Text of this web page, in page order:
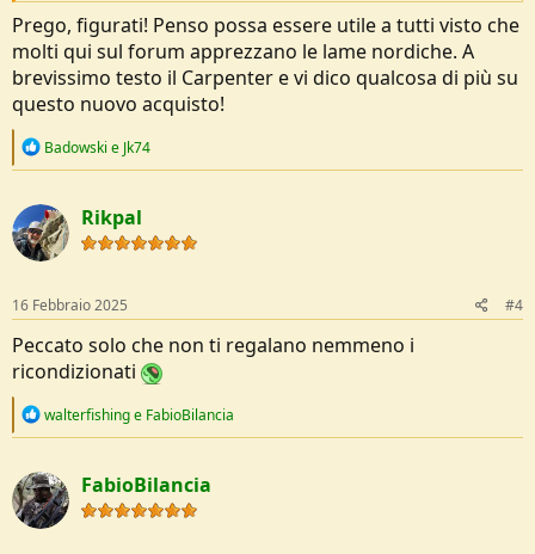
Prego, figurati! Penso possa essere utile a tutti visto che
molti qui sul forum apprezzano le lame nordiche. A
brevissimo testo il Carpenter e vi dico qualcosa di più su
questo nuovo acquisto!
R
c
t
i
o
s
:
Badowski e Jk74
Rikpal
16 Febbraio 2025 #4
Peccato solo che non ti regalano nemmeno i
ricondizionati
R
c
t
i
o
walterfishinge FabioBilancia
FabioBilancia